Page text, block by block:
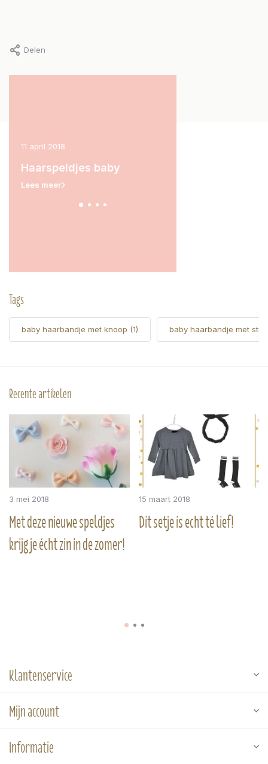
Delen
11 april 2018
Haarspeldjes baby
Lees meer
Tags
baby haarbandje met knoop (1) baby haarbandje met
Recente artikelen
3 mei 2018
Met deze nieuwe speldjes
krijg je écht zin in de zomer!
15 maart 2018
Dit setje is echt té lief!
Klantenservice
Mijn account
Informatie